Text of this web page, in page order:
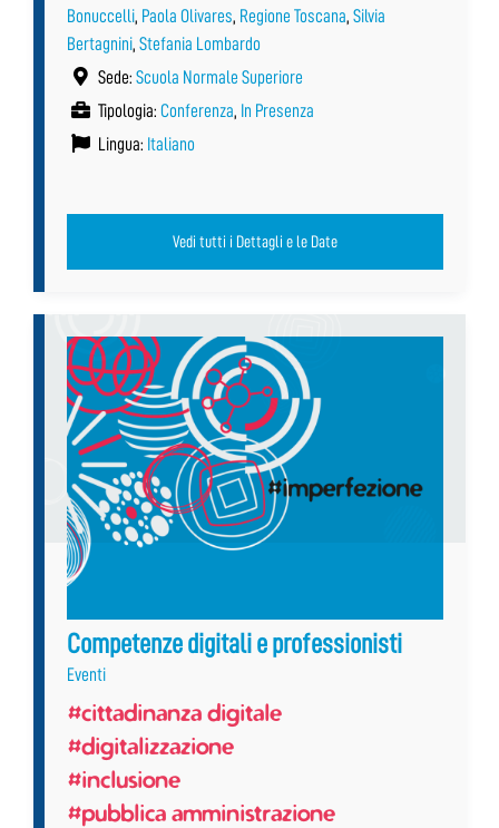
Bonuccelli, Paola Olivares, Regione Toscana, Silvia
Bertagnini, Stefania Lombardo
Sede: Scuola Normale Superiore
Tipologia: Conferenza, In Presenza
Lingua: Italiano
Vedi tutti i Dettagli e le Date
Competenze digitali e professionisti
Eventi
#cittadinanza digitale
#digitalizzazione
#inclusione
#pubblica amministrazione